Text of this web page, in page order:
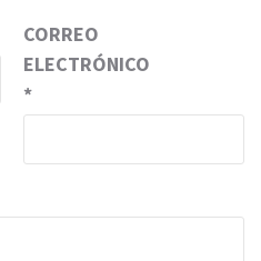
CORREO
ELECTRÓNICO
*